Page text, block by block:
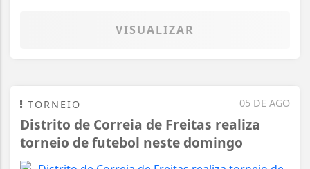
VISUALIZAR
05 DE AGO
TORNEIO
Distrito de Correia de Freitas realiza
torneio de futebol neste domingo